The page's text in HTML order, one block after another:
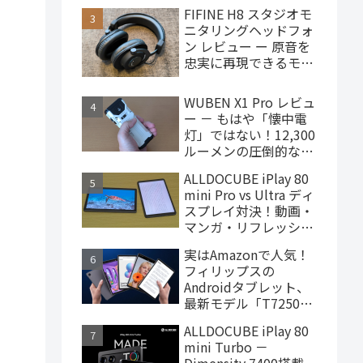
ゲーミングタブレット
FIFINE H8 スタジオモ
ニタリングヘッドフォ
ン レビュー ー 原音を
忠実に再現できるモニ
4,000円台で購入でき
ます
WUBEN X1 Pro レビュ
ー － もはや「懐中電
灯」ではない！12,300
ルーメンの圧倒的な輝
LEDライト
ALLDOCUBE iPlay 80
mini Pro vs Ultra ディ
スプレイ対決！動画・
マンガ・リフレッシュ
実はAmazonで人気！
フィリップスの
Androidタブレット、
最新モデル「T7250」
ALLDOCUBE iPlay 80
mini Turbo －